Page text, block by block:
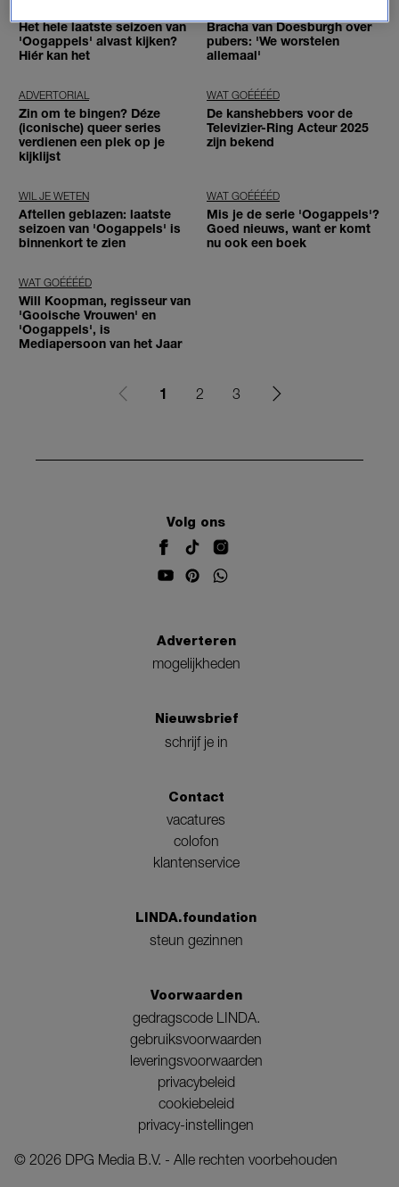
Het hele laatste seizoen van
'Oogappels' alvast kijken?
Hiér kan het
Bracha van Doesburgh over
pubers: 'We worstelen
allemaal'
ADVERTORIAL
Zin om te bingen? Déze
(iconische) queer series
verdienen een plek op je
kijklijst
WAT GOÉÉÉÉD
De kanshebbers voor de
Televizier-Ring Acteur 2025
zijn bekend
WIL JE WETEN
Aftellen geblazen: laatste
seizoen van 'Oogappels' is
binnenkort te zien
WAT GOÉÉÉÉD
Mis je de serie 'Oogappels'?
Goed nieuws, want er komt
nu ook een boek
WAT GOÉÉÉÉD
Will Koopman, regisseur van
'Gooische Vrouwen' en
'Oogappels', is
Mediapersoon van het Jaar
1 2 3
Volg ons
Adverteren
mogelijkheden
Nieuwsbrief
schrijf je in
Contact
vacatures
colofon
klantenservice
LINDA.foundation
steun gezinnen
Voorwaarden
gedragscode LINDA.
gebruiksvoorwaarden
leveringsvoorwaarden
privacybeleid
cookiebeleid
privacy-instellingen
© 2026 DPG Media B.V. - Alle rechten voorbehouden